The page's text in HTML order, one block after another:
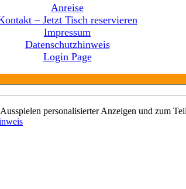
Anreise
– Jetzt Tisch reservieren
Impressum
Datenschutzhinweis
Login Page
personalisierter Anzeigen und zum